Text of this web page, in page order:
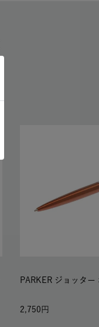
PARKER ジョッター
2,750